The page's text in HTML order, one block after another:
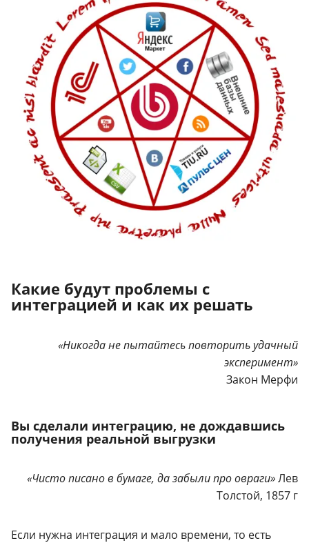
Какие будут проблемы с
интеграцией и как их решать
«Никогда не пытайтесь повторить удачный
эксперимент»
Закон Мерфи
Вы сделали интеграцию, не дождавшись
получения реальной выгрузки
«Чисто писано в бумаге, да забыли про овраги»Лев
Толстой, 1857 г
Если нужна интеграция и мало времени, то есть